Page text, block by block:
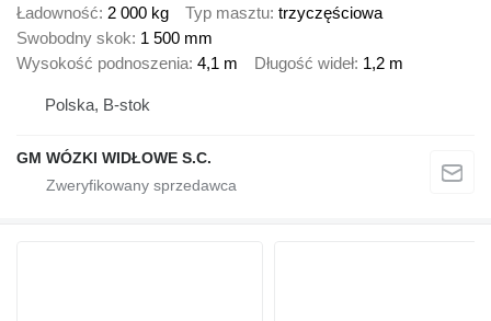
Ładowność 2 000 kg Typ masztu trzyczęściowa
Swobodny skok 1 500 mm
Wysokość podnoszenia 4,1 m Długość wideł 1,2 m
Polska, B-stok
GM WÓZKI WIDŁOWE S.C.